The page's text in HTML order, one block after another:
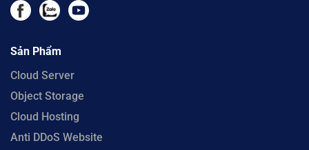
Sản Phẩm
Cloud Server
Object Storage
Cloud Hosting
Anti DDoS Website